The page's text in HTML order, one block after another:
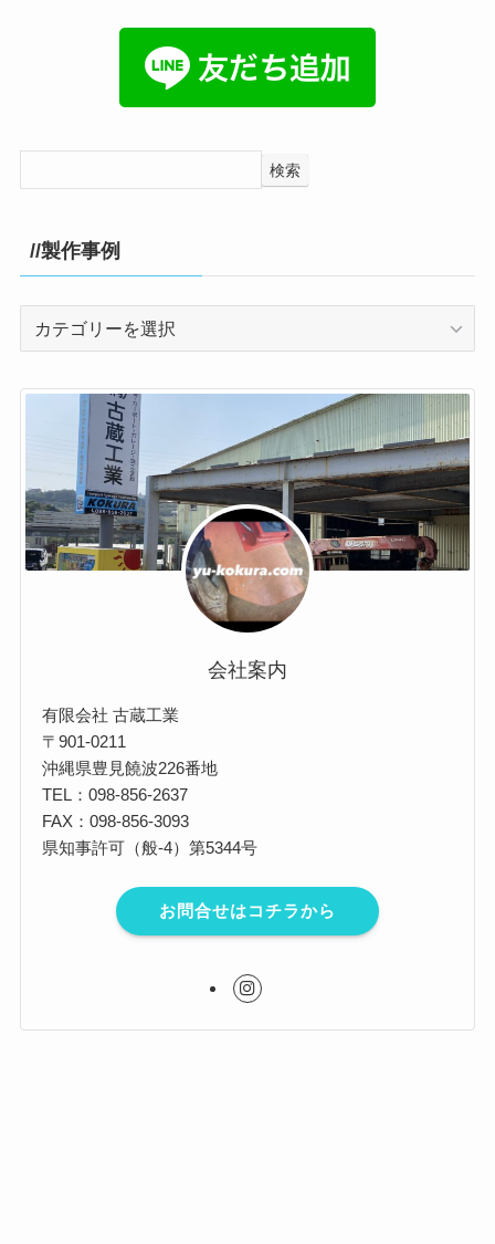
検索
//製作事例
事
会社案内
有限会社 古蔵工業
〒901-0211
沖縄県豊見饒波226番地
TEL：098-856-2637
FAX：098-856-3093
県知事許可（般-4）第5344号
お問合せはコチラから